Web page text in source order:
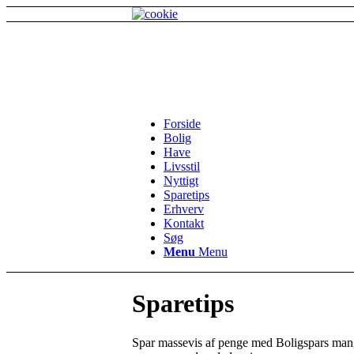
Forside
Bolig
Have
Livsstil
Nyttigt
Sparetips
Erhverv
Kontakt
Søg
Menu Menu
Sparetips
Spar massevis af penge med Boligspars